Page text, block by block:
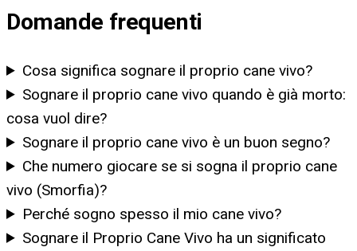
Domande frequenti
Cosa significa sognare il proprio cane vivo?
Sognare il proprio cane vivo quando è già morto:
cosa vuol dire?
Sognare il proprio cane vivo è un buon segno?
Che numero giocare se si sogna il proprio cane
vivo (Smorfia)?
Perché sogno spesso il mio cane vivo?
Sognare il Proprio Cane Vivo ha un significato